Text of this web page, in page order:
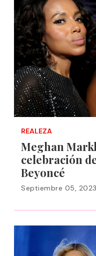
REALEZA
Meghan
celebración
Beyoncé
Septiembre 05, 2023